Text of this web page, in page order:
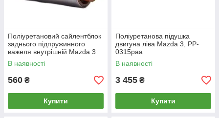
Поліуретановий сайлентблок
заднього підпружинного
важеля внутрішній Mazda 3
BK, PP-0156a
В наявності
560 ₴
Купити
Поліуретанова підушка
двигуна ліва Mazda 3, PP-
0315paa
В наявності
3 455 ₴
Купити